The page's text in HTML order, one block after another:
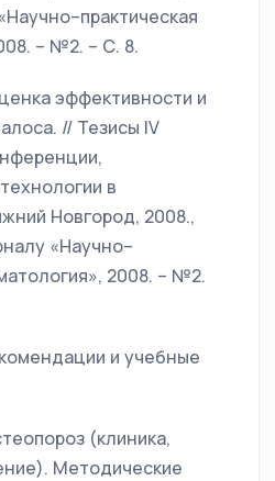
– №2. – С. 8.
эффективности и
// Тезисы IV
в
Новгород, 2008.,
«Научно–
2008. – №2.
и учебные
(клиника,
Методические